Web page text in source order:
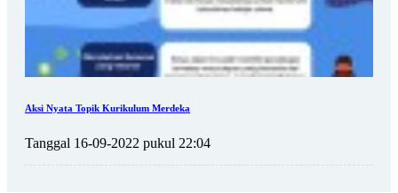
Aksi Nyata Topik Kurikulum Merdeka
Tanggal 16-09-2022 pukul 22:04